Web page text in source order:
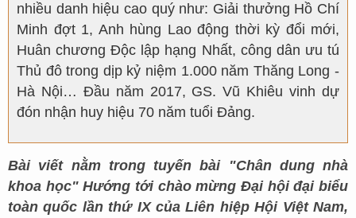
nhiều danh hiệu cao quý như: Giải thưởng Hồ Chí
Minh đợt 1, Anh hùng Lao động thời kỳ đổi mới,
Huân chương Độc lập hạng Nhất, công dân ưu tú
Thủ đô trong dịp kỷ niệm 1.000 năm Thăng Long -
Hà Nội… Đầu năm 2017, GS. Vũ Khiêu vinh dự
đón nhận huy hiệu 70 năm tuổi Đảng.
Bài viết nằm trong tuyến bài "Chân dung nhà
khoa học" Hướng tới chào mừng Đại hội đại biểu
toàn quốc lần thứ IX của Liên hiệp Hội Việt Nam,